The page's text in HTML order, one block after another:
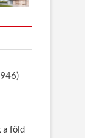
a föld